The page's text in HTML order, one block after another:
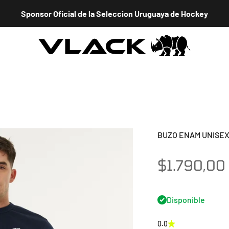
Sponsor Oficial de la Seleccion Uruguaya de Hockey
VLACK HOCKEY URUGUAY
BUZO ENAM UNISEX
Precio de
$1.790,00
Disponible
0.0